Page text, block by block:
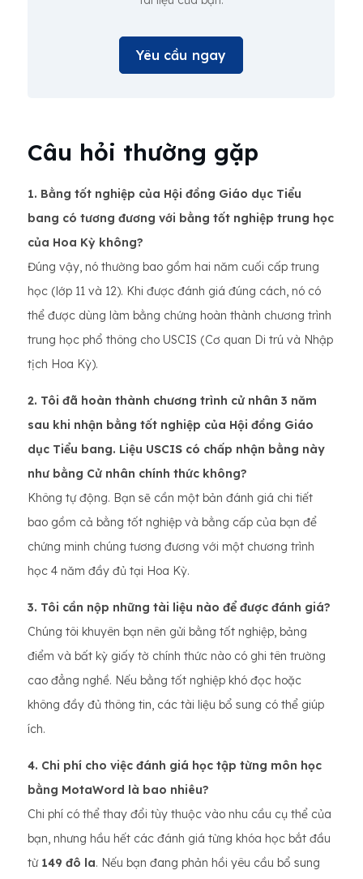
Yêu cầu ngay
Câu hỏi thường gặp
1. Bằng tốt nghiệp của Hội đồng Giáo dục Tiểu
bang có tương đương với bằng tốt nghiệp trung học
của Hoa Kỳ không?
Đúng vậy, nó thường bao gồm hai năm cuối cấp trung
học (lớp 11 và 12). Khi được đánh giá đúng cách, nó có
thể được dùng làm bằng chứng hoàn thành chương trình
trung học phổ thông cho USCIS (Cơ quan Di trú và Nhập
tịch Hoa Kỳ).
2. Tôi đã hoàn thành chương trình cử nhân 3 năm
sau khi nhận bằng tốt nghiệp của Hội đồng Giáo
dục Tiểu bang. Liệu USCIS có chấp nhận bằng này
như bằng Cử nhân chính thức không?
Không tự động. Bạn sẽ cần một bản đánh giá chi tiết
bao gồm cả bằng tốt nghiệp và bằng cấp của bạn để
chứng minh chúng tương đương với một chương trình
học 4 năm đầy đủ tại Hoa Kỳ.
3. Tôi cần nộp những tài liệu nào để được đánh giá?
Chúng tôi khuyên bạn nên gửi bằng tốt nghiệp, bảng
điểm và bất kỳ giấy tờ chính thức nào có ghi tên trường
cao đẳng nghề. Nếu bằng tốt nghiệp khó đọc hoặc
không đầy đủ thông tin, các tài liệu bổ sung có thể giúp
ích.
4. Chi phí cho việc đánh giá học tập từng môn học
bằng MotaWord là bao nhiêu?
Chi phí có thể thay đổi tùy thuộc vào nhu cầu cụ thể của
bạn, nhưng hầu hết các đánh giá từng khóa học bắt đầu
từ 149 đô la. Nếu bạn đang phản hồi yêu cầu bổ sung